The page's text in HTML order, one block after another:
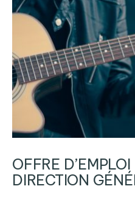
OFFRE
DIRECTION